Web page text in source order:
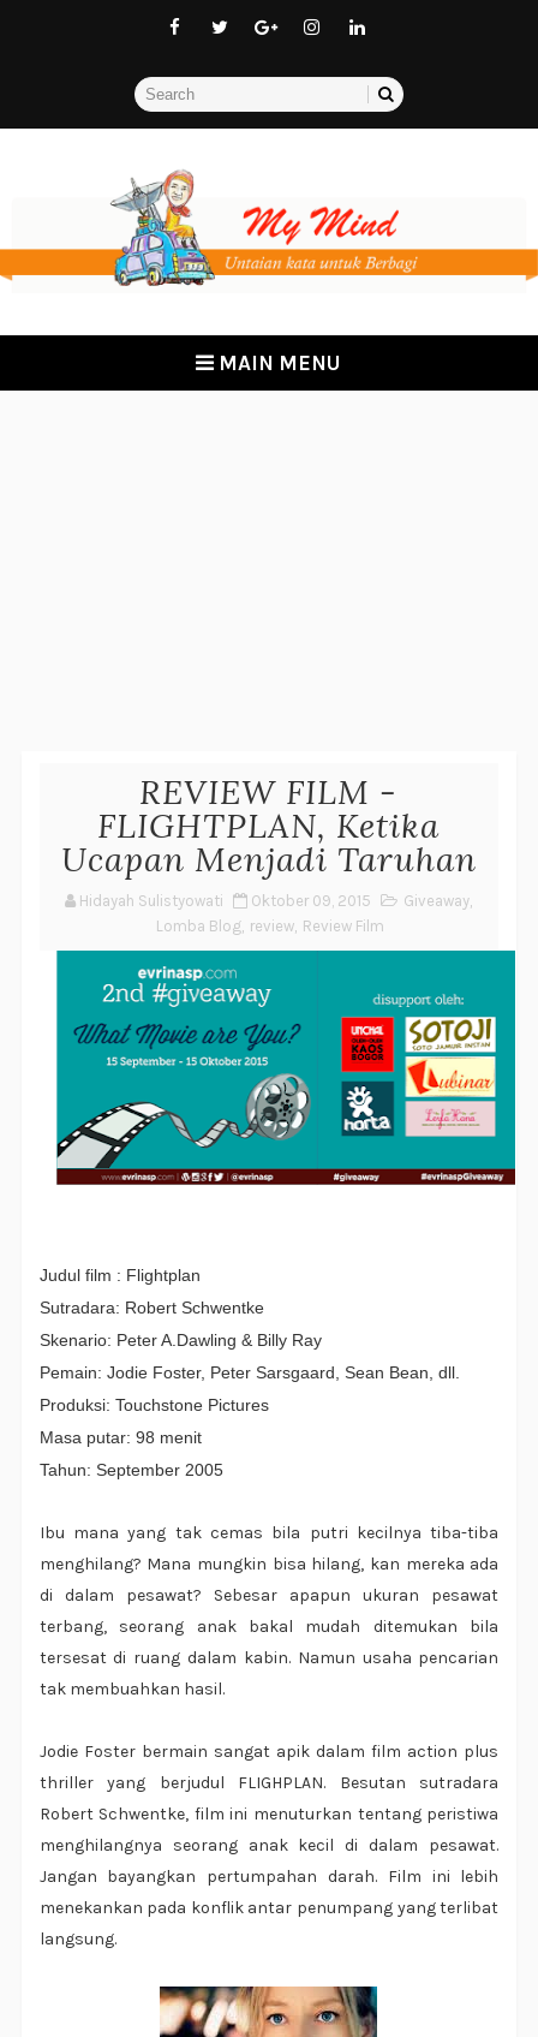
MAIN MENU
REVIEW FILM -
FLIGHTPLAN, Ketika
Ucapan Menjadi Taruhan
Hidayah Sulistyowati Oktober 09, 2015 Giveaway,
Lomba Blog, review, Review Film
Judul film : Flightplan
Sutradara: Robert Schwentke
Skenario: Peter A.Dawling & Billy Ray
Pemain: Jodie Foster, Peter Sarsgaard, Sean Bean, dll.
Produksi: Touchstone Pictures
Masa putar: 98 menit
Tahun: September 2005
Ibu mana yang tak cemas bila putri kecilnya tiba-tiba
menghilang? Mana mungkin bisa hilang, kan mereka ada
di dalam pesawat? Sebesar apapun ukuran pesawat
terbang, seorang anak bakal mudah ditemukan bila
tersesat di ruang dalam kabin. Namun usaha pencarian
tak membuahkan hasil.
Jodie Foster bermain sangat apik dalam film action plus
thriller yang berjudul FLIGHPLAN. Besutan sutradara
Robert Schwentke, film ini menuturkan tentang peristiwa
menghilangnya seorang anak kecil di dalam pesawat.
Jangan bayangkan pertumpahan darah. Film ini lebih
menekankan pada konflik antar penumpang yang terlibat
langsung.